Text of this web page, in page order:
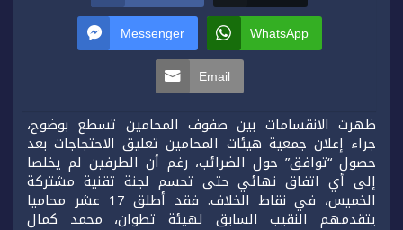
Messenger WhatsApp
Email
ظهرت الانقسامات بين صفوف المحامين تسطع بوضوح،
جراء إعلان جمعية هيئات المحامين تعليق الاحتجاجات بعد
حصول “توافق” حول الضرائب، رغم أن الطرفين لم يخلصا
إلى أي اتفاق نهائي حتى تحسم لجنة تقنية مشتركة
الخميس، في نقاط الخلاف. فقد أطلق 17 عشر محاميا
يتقدمهم النقيب السابق لهيئة تطوان، محمد كمال